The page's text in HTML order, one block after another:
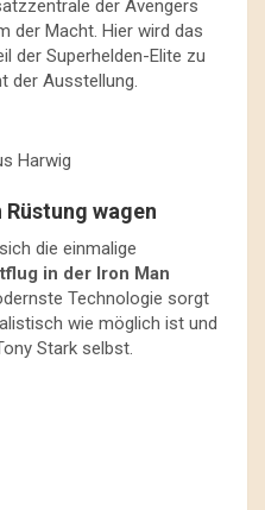
der Avengers
der Macht. Hier wird das
der Superhelden-Elite zu
der Ausstellung.
Harwig
wagen
die einmalige
in der Iron Man
Technologie sorgt
wie möglich ist und
Stark selbst.